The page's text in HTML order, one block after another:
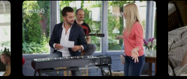
1101–1200
1001–1100
901–1000